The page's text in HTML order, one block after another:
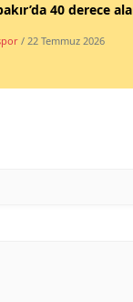
40 derece
/ 22 Temmuz 2026